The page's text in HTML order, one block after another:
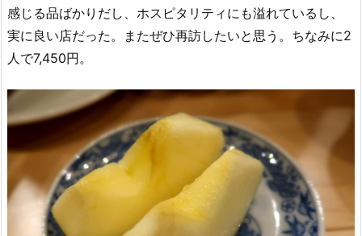
感じる品ばかりだし、ホスピタリティにも溢れているし、
実に良い店だった。またぜひ再訪したいと思う。ちなみに2
人で7,450円。